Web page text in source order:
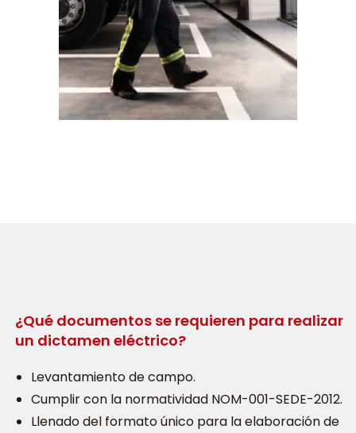
¿Qué documentos se requieren para realizar
un dictamen eléctrico?
Levantamiento de campo.
Cumplir con la normatividad NOM-001-SEDE-2012.
Llenado del formato único para la elaboración de